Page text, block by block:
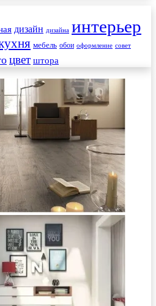
дизайн дизайна интерьер
мебель обои оформление совет
цвет штора